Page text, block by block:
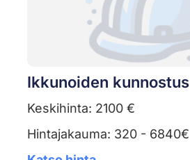
Ikkunoiden kunnostus
Keskihinta: 2100 €
Hintajakauma: 320 - 6840€